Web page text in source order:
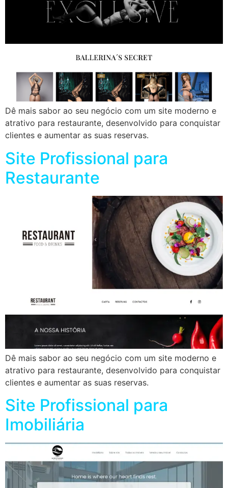
Dê mais sabor ao seu negócio com um site moderno e
atrativo para restaurante, desenvolvido para conquistar
clientes e aumentar as suas reservas.
Site Profissional para
Restaurante
Dê mais sabor ao seu negócio com um site moderno e
atrativo para restaurante, desenvolvido para conquistar
clientes e aumentar as suas reservas.
Site Profissional para
Imobiliária